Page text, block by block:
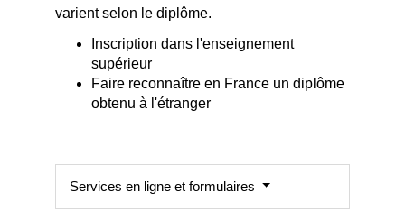
varient selon le diplôme.
Inscription dans l'enseignement
supérieur
Faire reconnaître en France un diplôme
obtenu à l'étranger
Services en ligne et formulaires